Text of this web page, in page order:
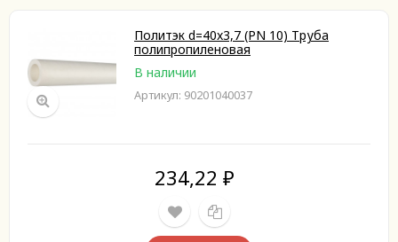
Политэк d=40x3,7 (PN 10) Труба
полипропиленовая
В наличии
Артикул: 90201040037
234,22 ₽